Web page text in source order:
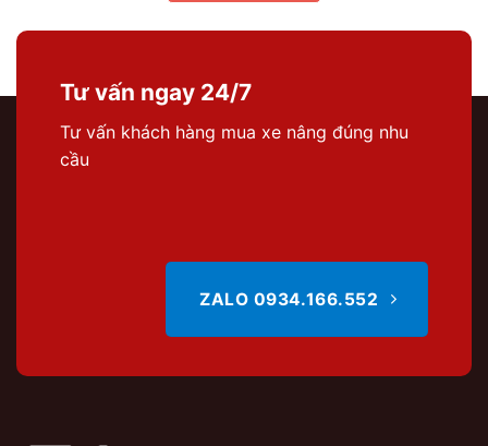
Tư vấn ngay 24/7
Tư vấn khách hàng mua xe nâng đúng nhu
cầu
ZALO 0934.166.552